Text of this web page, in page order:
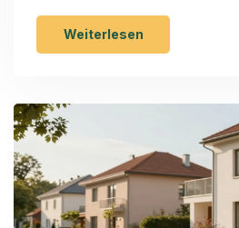
Weiterlesen